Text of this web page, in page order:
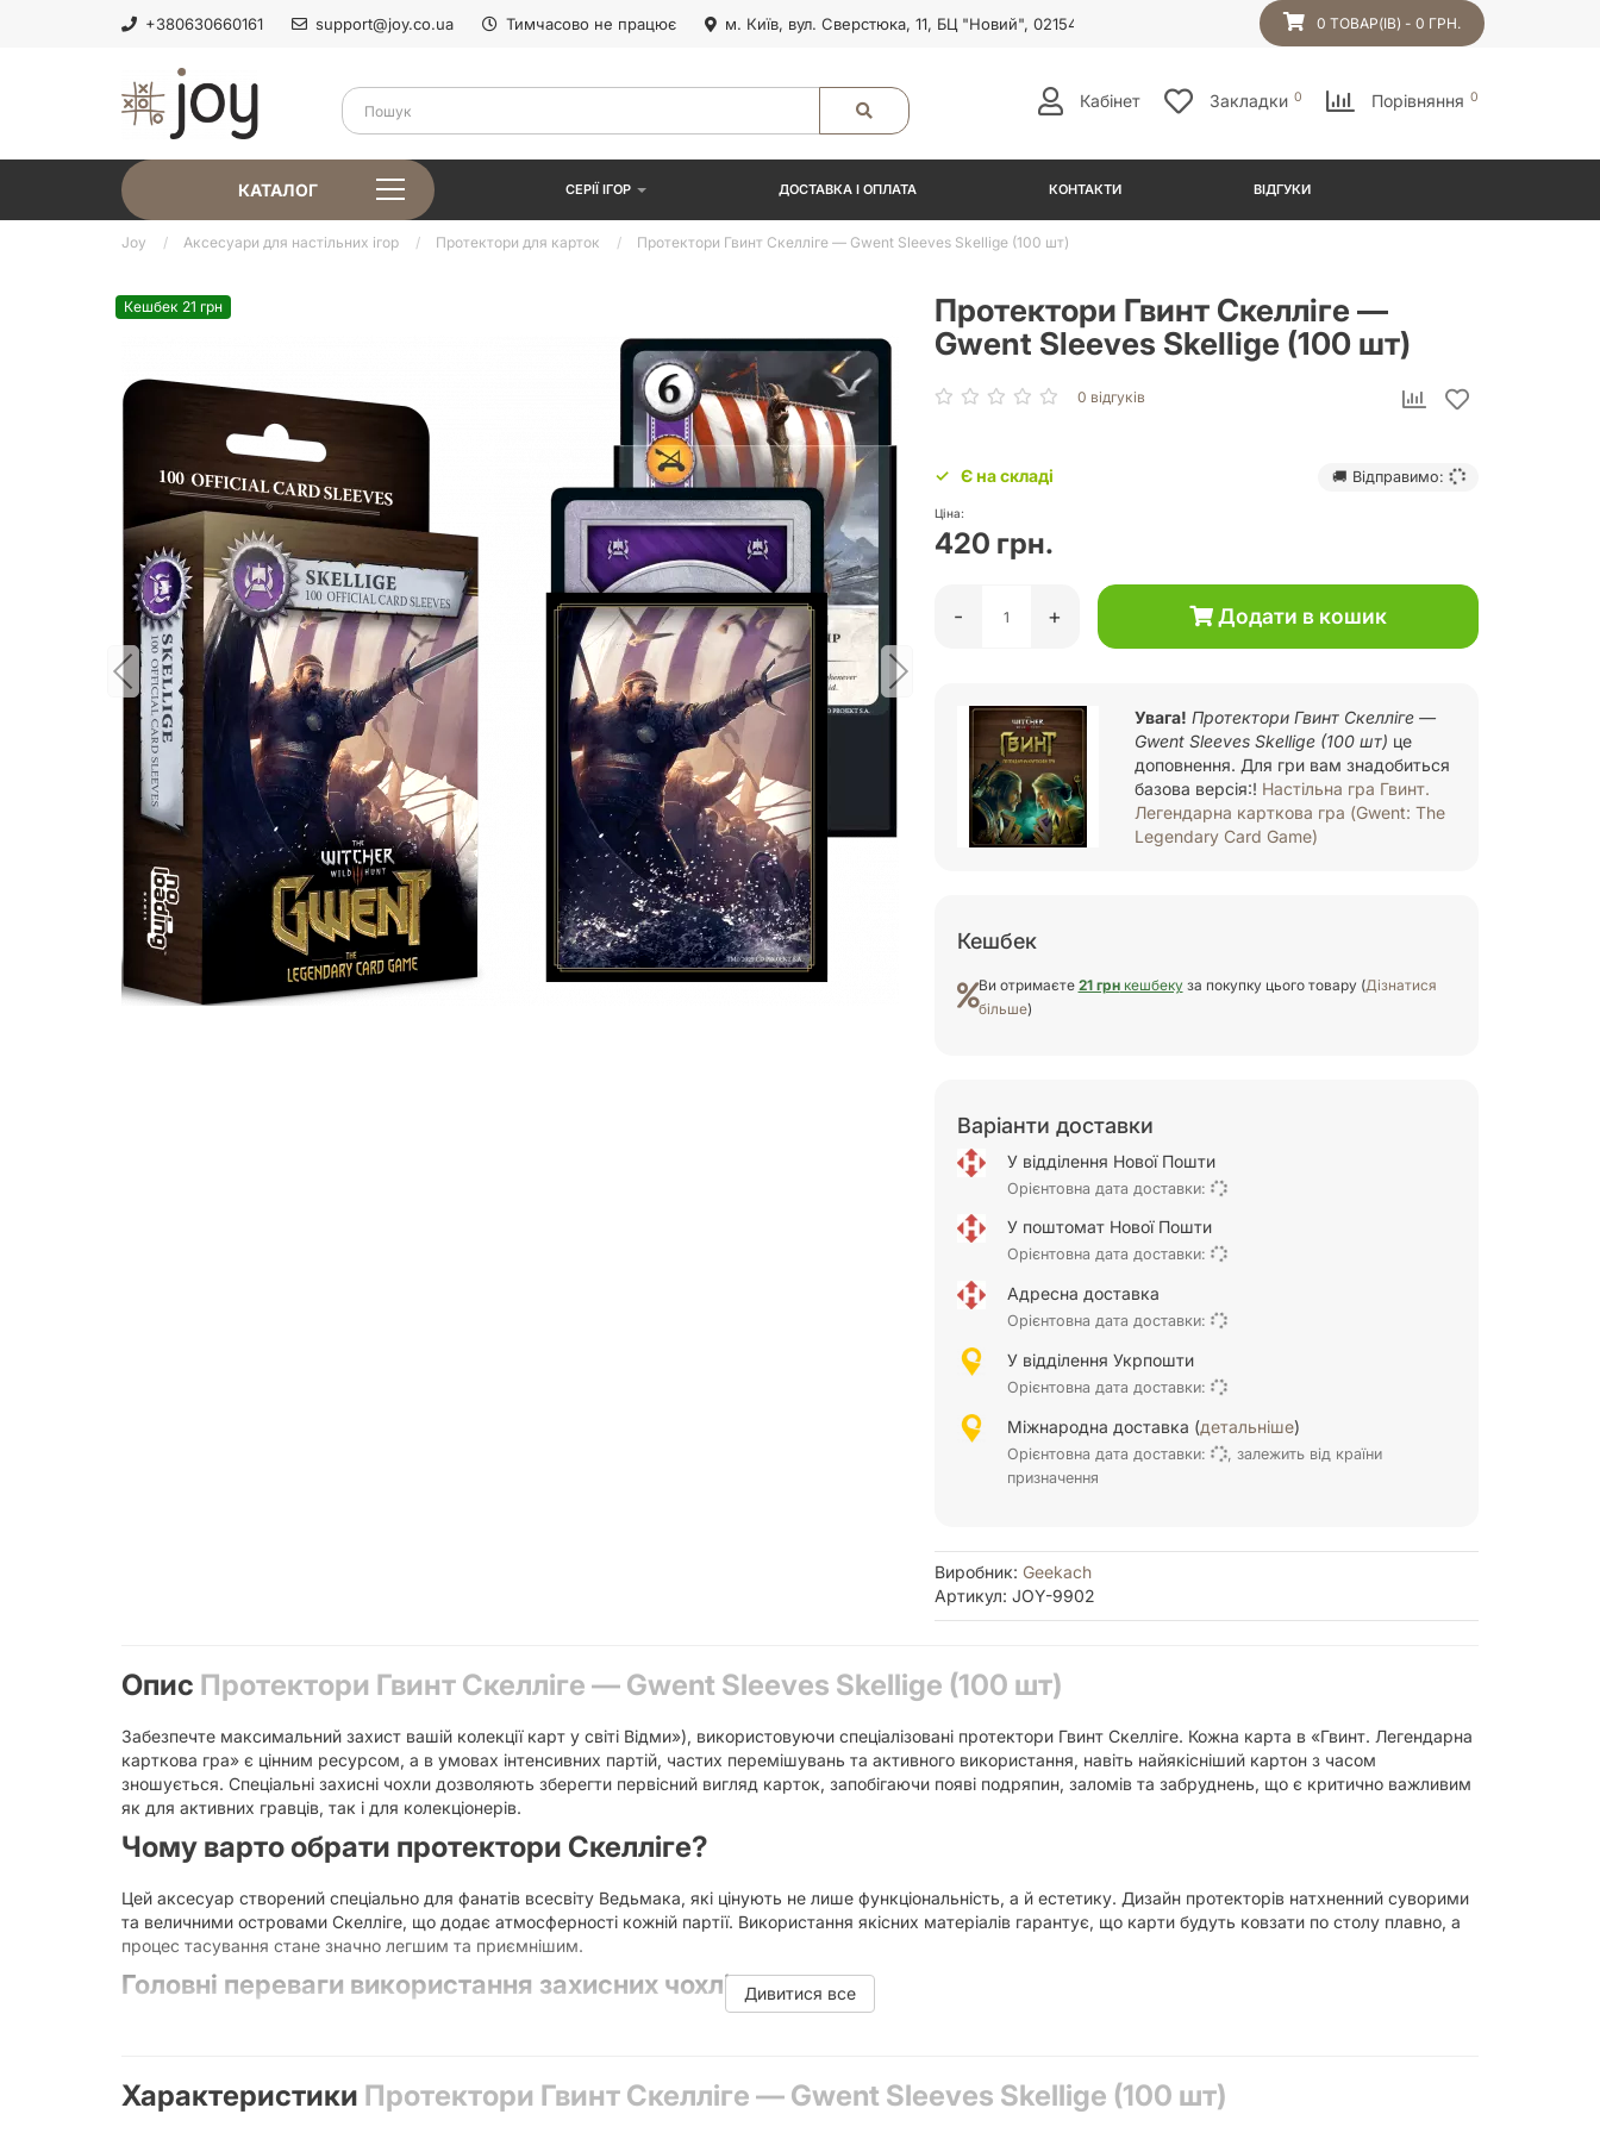
+380630660161 support@joy.co.ua Тимчасово не працює м. Київ, вул. Сверстюка, 11, БЦ "Новий", 02154 0 ТОВАР(ІВ) - 0 ГРН.
Кабінет Закладки 0 Порівняння 0
КАТАЛОГ СЕРІЇ ІГОР ДОСТАВКА І ОПЛАТА КОНТАКТИ ВІДГУКИ
Joy Аксесуари для настільних ігор Протектори для карток Протектори Гвинт Скелліге — Gwent Sleeves Skellige (100 шт)
Кешбек 21 грн
Протектори Гвинт Скелліге —
Gwent Sleeves Skellige (100 шт)
0 відгуків
Є на складі 🚚 Відправимо:
Ціна:
420 грн.
- + Додати в кошик
Увага! Протектори Гвинт Скелліге —
Gwent Sleeves Skellige (100 шт) це
доповнення. Для гри вам знадобиться
базова версія:! Настільна гра Гвинт.
Легендарна карткова гра (Gwent: The
Legendary Card Game)
Кешбек
Ви отримаєте 21 грнкешбекуза покупку цього товару (Дізнатися
більше)
Варіанти доставки
У відділення Нової Пошти
Орієнтовна дата доставки:
У поштомат Нової Пошти
Орієнтовна дата доставки:
Адресна доставка
Орієнтовна дата доставки:
У відділення Укрпошти
Орієнтовна дата доставки:
Міжнародна доставка (детальніше)
Орієнтовна дата доставки:
, залежить від країни
призначення
Виробник: Geekach
Артикул: JOY-9902
Опис Протектори Гвинт Скелліге — Gwent Sleeves Skellige (100 шт)
Забезпечте максимальний захист вашій колекції карт у світі Відми»), використовуючи спеціалізовані протектори Гвинт Скелліге. Кожна карта в «Гвинт. Легендарна
карткова гра» є цінним ресурсом, а в умовах інтенсивних партій, частих перемішувань та активного використання, навіть найякісніший картон з часом
зношується. Спеціальні захисні чохли дозволяють зберегти первісний вигляд карток, запобігаючи появі подряпин, заломів та забруднень, що є критично важливим
як для активних гравців, так і для колекціонерів.
Чому варто обрати протектори Скелліге?
Цей аксесуар створений спеціально для фанатів всесвіту Ведьмака, які цінують не лише функціональність, а й естетику. Дизайн протекторів натхненний суворими
та величними островами Скелліге, що додає атмосферності кожній партії. Використання якісних матеріалів гарантує, що карти будуть ковзати по столу плавно, а
процес тасування стане значно легшим та приємнішим.
Головні переваги використання захисних чохлів:
Покращений геймплей:Протектори створюють однакову товщину та текстуру для всіх карт у колоді, що робить перемішування більш ефективним.
Тематичний стиль:Спеціальний принт Скелліге підкреслює вашу приналежність до цієї фракції та додає статусності вашому ігровому набору.
Дивитися все
Характеристики Протектори Гвинт Скелліге — Gwent Sleeves Skellige (100 шт)